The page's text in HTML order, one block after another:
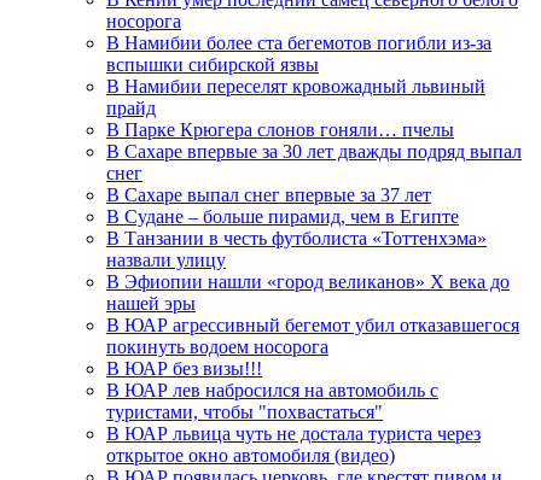
носорога
В Намибии более ста бегемотов погибли из-за
вспышки сибирской язвы
В Намибии переселят кровожадный львиный
прайд
В Парке Крюгера слонов гоняли… пчелы
В Сахаре впервые за 30 лет дважды подряд выпал
снег
В Сахаре выпал снег впервые за 37 лет
В Судане – больше пирамид, чем в Египте
В Танзании в честь футболиста «Тоттенхэма»
назвали улицу
В Эфиопии нашли «город великанов» X века до
нашей эры
В ЮАР агрессивный бегемот убил отказавшегося
покинуть водоем носорога
В ЮАР без визы!!!
В ЮАР лев набросился на автомобиль с
туристами, чтобы "похвастаться"
В ЮАР львица чуть не достала туриста через
открытое окно автомобиля (видео)